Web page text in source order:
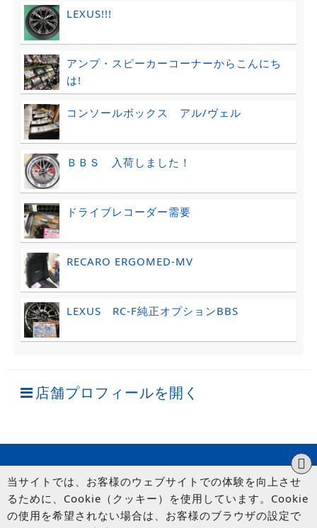
LEXUS!!!
アンプ・スピーカーコーナーからこんにち
は!
コンソールボックス アル/ヴェル
ＢＢＳ 入荷しました！
ドライブレコーダー需要
RECARO ERGOMED-MV
LEXUS RC-F純正オプションBBS
店舗プロフィールを開く
当サイトでは、お客様のウェブサイトでの体験を向上させ
るために、Cookie（クッキー）を使用しています。Cookie
の使用を希望されない場合は、お客様のブラウザの設定で